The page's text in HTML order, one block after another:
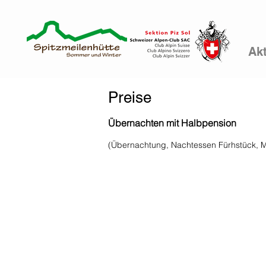
Preise
Übernachten mit Halbpension
(Übernachtung, Nachtessen Fürhstück,